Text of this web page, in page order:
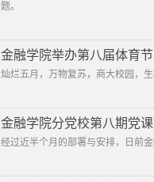
题。
金融学院举办第八届体育节
灿烂五月，万物复苏，商大校园，
金融学院分党校第八期党
经过近半个月的部署与安排，日前